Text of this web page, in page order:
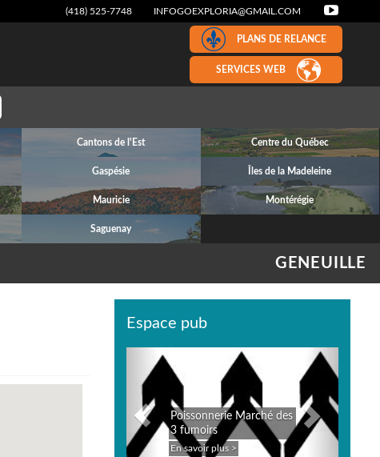
(418) 525-7748 INFOGOEXPLORIA@GMAIL.COM
PLANS DE RELANCE
SERVICES WEB
Cantons de l'Est Centre du Québec
Gaspésie Îles de la Madeleine
Mauricie Montérégie
Saguenay
GENEUILLE
Espace pub
Poissonnerie Marché des
3 fumoirs
En savoir plus >
Previous Next